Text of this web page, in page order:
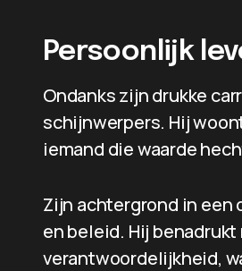
Persoonlijk
Ondanks zijn drukke
schijnwerpers. Hij
iemand die waarde
Zijn achtergrond in een
en beleid. Hij
verantwoordelijkheid,